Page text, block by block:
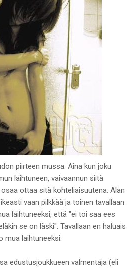
piirteen mussa. Aina kun joku
laihtuneen, vaivaannun siitä
ottaa sitä kohteliaisuutena. Alan
vaan pilkkää ja toinen tavallaan
laihtuneeksi, että "ei toi saa ees
se on läski". Tavallaan en haluais
mua laihtuneeksi.
edustusjoukkueen valmentaja (eli